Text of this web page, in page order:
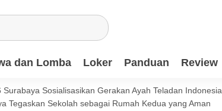
dan Lomba Loker Panduan Review
Sosialisasikan Gerakan Ayah Teladan Indonesia
Tegaskan Sekolah sebagai Rumah Kedua yang Aman